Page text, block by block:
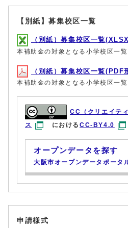
【別紙】募集校区一覧
（別紙）募集校区一覧
本補助金の対象となる小学校区一覧
（別紙）募集校区一覧
本補助金の対象となる小学校区一覧
CC（クリエイテ
ス
におけるCC-BY4.0
オープンデータを探す
大阪市オープンデータポータ
申請様式